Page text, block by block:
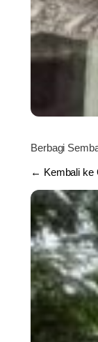
Berbagi
← Kembali ke